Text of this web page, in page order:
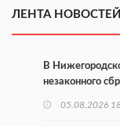
ЛЕНТА НОВОСТЕЙ
В
незаконного
05.08.2026